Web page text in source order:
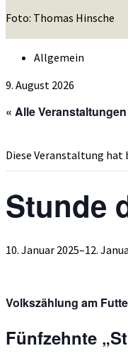
Foto: Thomas Hinsche
Allgemein
9. August 2026
« Alle Veranstaltungen
Diese Veranstaltung
Stunde
10. Januar 2025–12.
Volkszählung am
Fünfzehnte